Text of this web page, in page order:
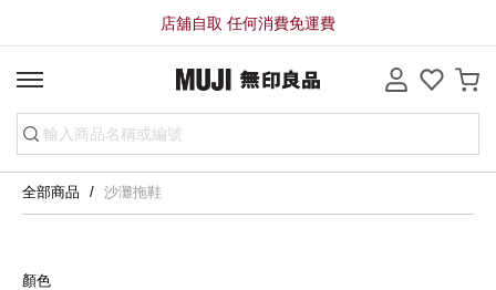
店舖自取 任何消費免運費
全部商品 沙灘拖鞋
顏色